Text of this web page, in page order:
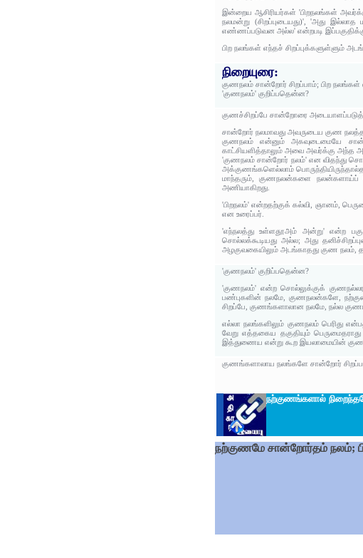
இன்றைய ஆசிரியர்கள் 'பிறநலங்கள்
நலமன்று (சிறப்புடையது)', 'அது
எண்ணப்படுவன அல்ல' என்றபடி
பிற நலங்கள் எந்தச் சிறப்புக்களுள்ளும்
நிறையுரை:
குணநலம் சான்றோர் சிறப்பாம்; பிற
'குணநலம்' குறிப்பதென்ன?
குணச்சிறப்பே சான்றோரை
சான்றோர் நலமாவது அவருடைய குண
குணநலம் என்னும் அகவுடைமையே
காட்சியளித்தாலும் அவை அவர்க்கு அந்த
'குணநலம் சான்றோர் நலம்' என விதந்து
அக்குணங்களெல்லாம்
மாந்தரும், குணநலன்களை நலன்களாய்ப்
அணியாகிறது.
'பிறநலம்' என்றதற்குக் கல்வி, ஞானம்,
என உரைப்பர்.
'எந்நலத்து உள்ளதூஅம் அன்று' என்ற
சொல்லக்கூடியது அல்ல; அது
அழகுவகையிலும் அடங்காதது குண நலம்,
'குணநலம்' குறிப்பதென்ன?
'குணநலம்' என்ற சொல்லுக்குக்
பண்புகளின் நலமே, குணநலன்களே,
சிறப்பே, குணங்களாலான நலமே, நல்ல
எல்லா நலங்களிலும் குணநலம் பெரிது
வேறு எத்தகைய தகுதியும்
இத்துணைய என்று கூற இயலாமையின்
குணங்களாலாய நலங்களே சான்றோர்
நற்குணங்களால்
நற்குணமே சான்றோர்தம் நலம்;